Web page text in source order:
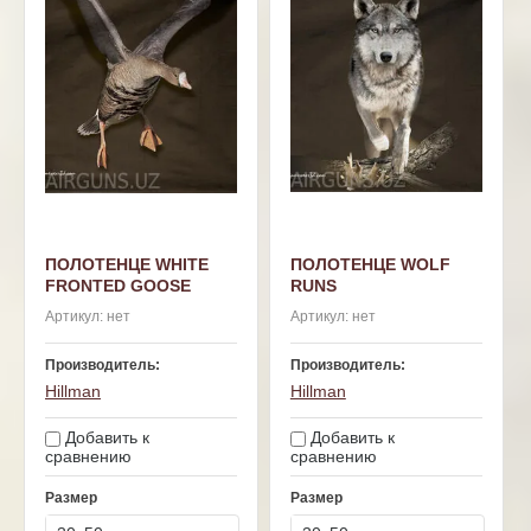
ПОЛОТЕНЦЕ WHITE
FRONTED GOOSE
Артикул: нет
Производитель:
Hillman
Добавить к
сравнению
Размер
ПОЛОТЕНЦЕ WOLF
RUNS
Артикул:нет
Производитель:
Hillman
Добавить к
сравнению
Размер